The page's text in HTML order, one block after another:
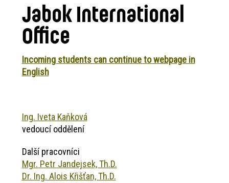
Jabok International
Office
Incoming students can continue to webpage in
English
Ing. Iveta Kaňková
vedoucí oddělení
Další pracovníci
Mgr. Petr Jandejsek, Th.D.
Dr. Ing. Alois Křišťan, Th.D.